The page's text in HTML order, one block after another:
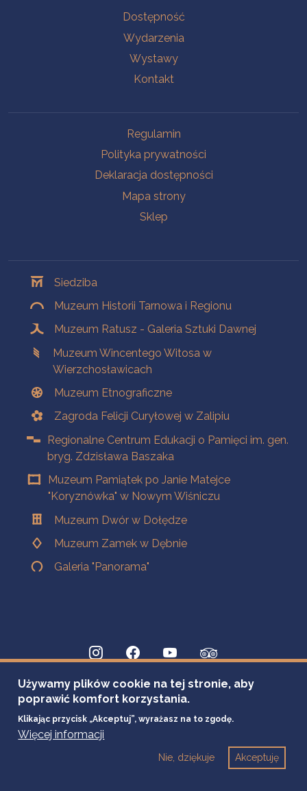
Dostępność
Wydarzenia
Wystawy
Kontakt
Regulamin
Polityka prywatności
Deklaracja dostępności
Mapa strony
Sklep
Siedziba
Muzeum Historii Tarnowa i Regionu
Muzeum Ratusz - Galeria Sztuki Dawnej
Muzeum Wincentego Witosa w
Wierzchosławicach
Muzeum Etnograficzne
Zagroda Felicji Curyłowej w Zalipiu
Regionalne Centrum Edukacji o Pamięci im. gen.
bryg. Zdzisława Baszaka
Muzeum Pamiątek po Janie Matejce
"Koryznówka" w Nowym Wiśniczu
Muzeum Dwór w Dołędze
Muzeum Zamek w Dębnie
Galeria "Panorama"
Używamy plików cookie na tej stronie, aby
poprawić komfort korzystania.
Klikając przycisk „Akceptuj”, wyrażasz na to zgodę.
Więcej informacji
Akceptuję
Nie, dziękuje